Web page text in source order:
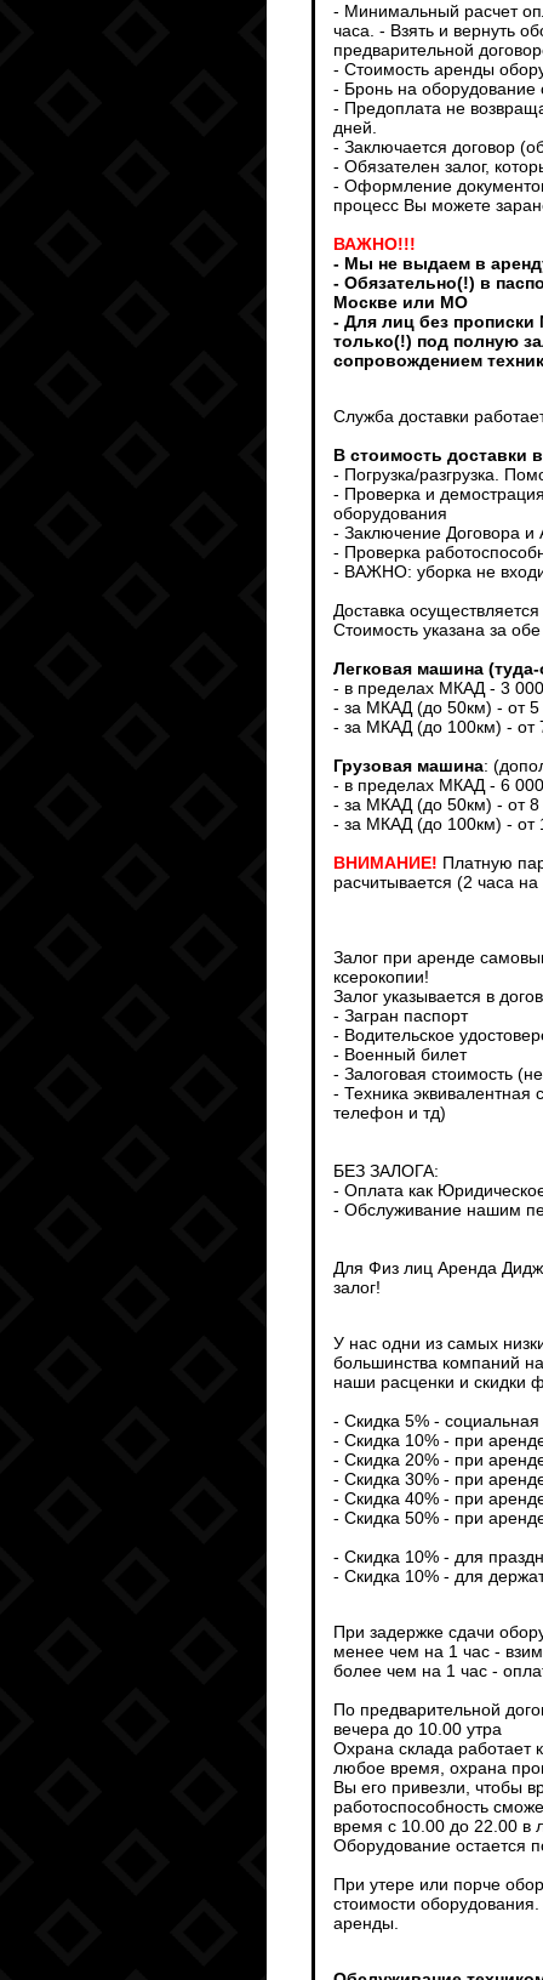
- Минимальный расчет
часа. - Взять и вернуть
предварительной
- Стоимость аренды
- Бронь на оборудование
- Предоплата не
дней.
- Заключается договор
- Обязателен залог,
- Оформление
процесс Вы можете
ВАЖНО!!!
- Мы не выдаем в
- Обязательно(!) в
Москве или МО
- Для лиц без
только(!) под полную
сопровождением
Служба доставки
В стоимость доставки
- Погрузка/разгрузка.
- Проверка и
оборудования
- Заключение Договора и
- Проверка
- ВАЖНО: уборка не
Доставка
Стоимость указана за
Легковая машина
- в пределах МКАД - 3
- за МКАД (до 50км) - от 5
- за МКАД (до 100км) - от
Грузовая машина:
- в пределах МКАД - 6
- за МКАД (до 50км) - от 8
- за МКАД (до 100км) - от
ВНИМАНИЕ! Платную
расчитывается (2 часа
Залог при аренде
ксерокопии!
Залог указывается в
- Загран паспорт
- Водительское
- Военный билет
- Залоговая стоимость
- Техника эквивалентная
телефон и тд)
БЕЗ ЗАЛОГА:
- Оплата как
- Обслуживание нашим
Для Физ лиц Аренда
залог!
У нас одни из самых
большинства компаний
наши расценки и скидки
- Скидка 5% -
- Скидка 10% - при
- Скидка 20% - при
- Скидка 30% - при
- Скидка 40% - при
- Скидка 50% - при
- Скидка 10% - для
- Скидка 10% - для
При задержке сдачи
менее чем на 1 час -
более чем на 1 час -
По предварительной
вечера до 10.00 утра
Охрана склада работает
любое время, охрана
Вы его привезли, чтобы
работоспособность
время с 10.00 до 22.00 в
Оборудование остается
При утере или порче
стоимости
аренды.